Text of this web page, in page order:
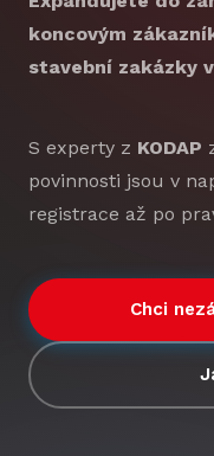
koncovým
stavební zakázky
S experty z KODAP
povinnosti jsou v
registrace až po
Chci